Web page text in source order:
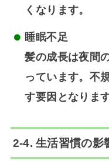
くなります。
睡眠不足
髪の成長は夜間
っています。不
す要因となります
2-4. 生活習慣の影